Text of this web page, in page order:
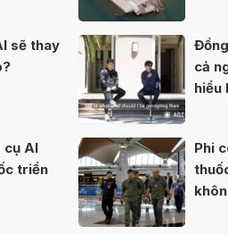
sẽ thay
cả
hiểu
cụ AI
triển
Phi